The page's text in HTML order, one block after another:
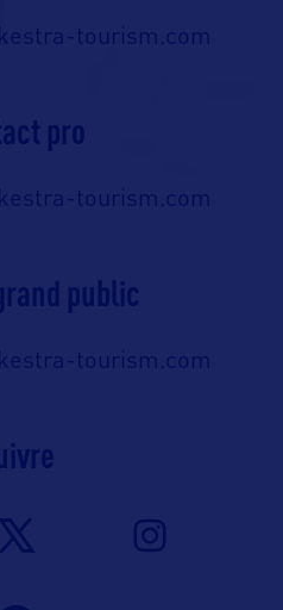
tourism.com
pro
tourism.com
public
tourism.com